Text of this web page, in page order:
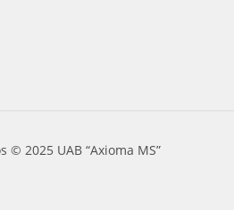
© 2025 UAB “Axioma MS”